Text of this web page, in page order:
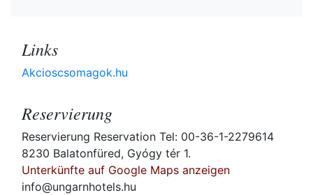
Links
Akcioscsomagok.hu
Reservierung
Reservierung Reservation Tel: 00-36-1-2279614
8230 Balatonfüred, Gyógy tér 1.
Unterkünfte auf Google Maps anzeigen
info@ungarnhotels.hu